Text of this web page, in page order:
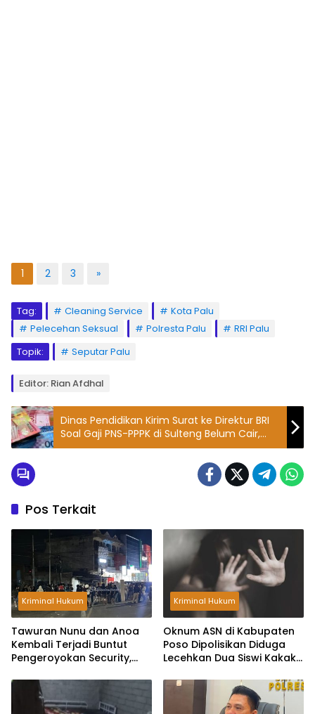
1 2 3 »
Tag: Cleaning Service
Kota Palu
Pelecehan Seksual
Polresta Palu
RRI Palu
Topik:
Seputar Palu
Editor: Rian Afdhal
Dinas Pendidikan Kirim Surat ke Direktur BRI
Soal Gaji PNS-PPPK di Sulteng Belum Cair,
Ternyata 2 Faktor Ini Penyebabnya
Pos Terkait
Kriminal Hukum
Tawuran Nunu dan Anoa
Kembali Terjadi Buntut
Pengeroyokan Security,
Bom Molotov
Kriminal Hukum
Oknum ASN di Kabupaten
Poso Dipolisikan Diduga
Lecehkan Dua Siswi Kakak